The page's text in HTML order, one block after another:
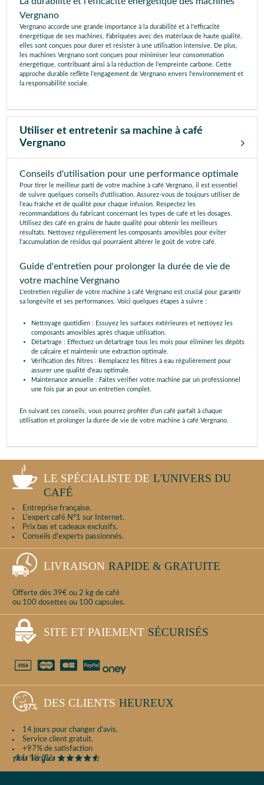
Vergnano
Vergnano accorde une grande importance à la durabilité et à l'efficacité
énergétique de ses machines. Fabriquées avec des matériaux de haute qualité,
elles sont conçues pour durer et résister à une utilisation intensive. De plus,
les machines Vergnano sont conçues pour minimiser leur consommation
énergétique, contribuant ainsi à la réduction de l'empreinte carbone. Cette
approche durable reflète l'engagement de Vergnano envers l'environnement et
la responsabilité sociale.
Utiliser et entretenir sa machine à café
Vergnano
Conseils d'utilisation pour une performance optimale
Pour tirer le meilleur parti de votre machine à café Vergnano, il est essentiel
de suivre quelques conseils d'utilisation. Assurez-vous de toujours utiliser de
l'eau fraîche et de qualité pour chaque infusion. Respectez les
recommandations du fabricant concernant les types de café et les dosages.
Utilisez des café en grains de haute qualité pour obtenir les meilleurs
résultats. Nettoyez régulièrement les composants amovibles pour éviter
l'accumulation de résidus qui pourraient altérer le goût de votre café.
Guide d'entretien pour prolonger la durée de vie de
votre machine Vergnano
L'entretien régulier de votre machine à café Vergnano est crucial pour garantir
sa longévité et ses performances. Voici quelques étapes à suivre :
Nettoyage quotidien : Essuyez les surfaces extérieures et nettoyez les
composants amovibles après chaque utilisation.
Détartrage : Effectuez un détartrage tous les mois pour éliminer les dépôts
de calcaire et maintenir une extraction optimale.
Vérification des filtres : Remplacez les filtres à eau régulièrement pour
assurer une qualité d'eau optimale.
Maintenance annuelle : Faites vérifier votre machine par un professionnel
une fois par an pour un entretien complet.
En suivant ces conseils, vous pourrez profiter d'un café parfait à chaque
utilisation et prolonger la durée de vie de votre machine à café Vergnano.
LE SPÉCIALISTE DE L'UNIVERS DU
CAFÉ
Entreprise française.
L'expert café N°1 sur Internet.
Prix bas et cadeaux exclusifs.
Conseils d'experts passionnés.
LIVRAISON RAPIDE & GRATUITE
Offerte dès 39€ ou 2 kg de café
ou 100 dosettes ou 100 capsules.
SITE ET PAIEMENT SÉCURISÉS
DES CLIENTS HEUREUX
14 jours pour changer d'avis.
Service client gratuit.
+97% de satisfaction